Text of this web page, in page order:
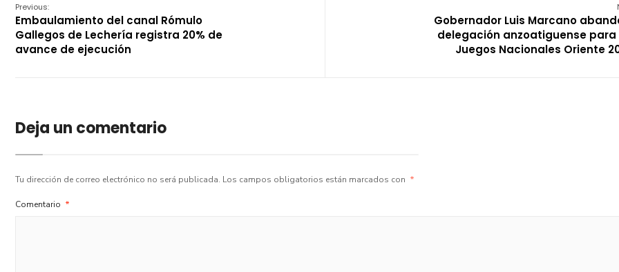
Previous:
Embaulamiento del canal Rómulo
Gallegos de Lechería registra 20% de
avance de ejecución
Gobernador Luis Marcano
delegación anzoatiguense para
Juegos Nacionales Oriente
Deja un comentario
Tu dirección de correo electrónico no será publicada. Los campos obligatorios están marcados con *
Comentario *